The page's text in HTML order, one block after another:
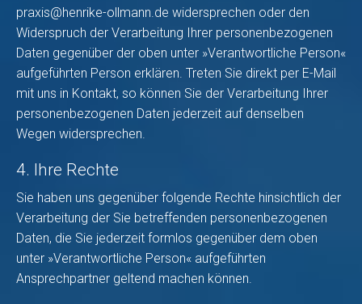
praxis@henrike-ollmann.de widersprechen oder den
Widerspruch der Verarbeitung Ihrer personenbezogenen
Daten gegenüber der oben unter »Verantwortliche Person«
aufgeführten Person erklären. Treten Sie direkt per E-Mail
mit uns in Kontakt, so können Sie der Verarbeitung Ihrer
personenbezogenen Daten jederzeit auf denselben
Wegen widersprechen.
4. Ihre Rechte
Sie haben uns gegenüber folgende Rechte hinsichtlich der
Verarbeitung der Sie betreffenden personenbezogenen
Daten, die Sie jederzeit formlos gegenüber dem oben
unter »Verantwortliche Person« aufgeführten
Ansprechpartner geltend machen können.